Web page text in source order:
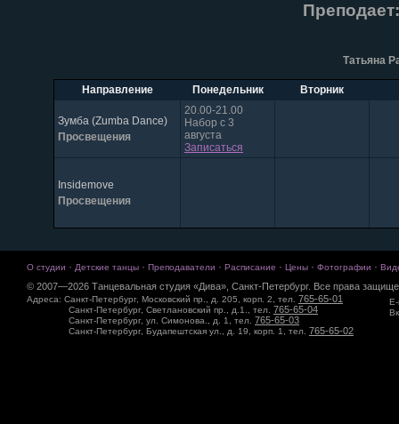
Преподает:
Татьяна
Направление Понедельник Вторник
Зумба (Zumba Dance)
Просвещения
20.00-21.00
Набор с 3
августа
Записаться
Insidemove
Просвещения
О студии · Детские танцы · Преподаватели · Расписание · Цены · Фотографии ·
© 2007—2026 Танцевальная студия «Дива», Санкт-Петербург. Все права
Адреса: Санкт-Петербург, Московский пр., д. 205, корп. 2, тел. 765-65-01
Санкт-Петербург, Светлановский пр., д.1., тел. 765-65-04
Санкт-Петербург, ул. Симонова., д. 1, тел. 765-65-03
Санкт-Петербург, Будапештская ул., д. 19, корп. 1, тел. 765-65-02